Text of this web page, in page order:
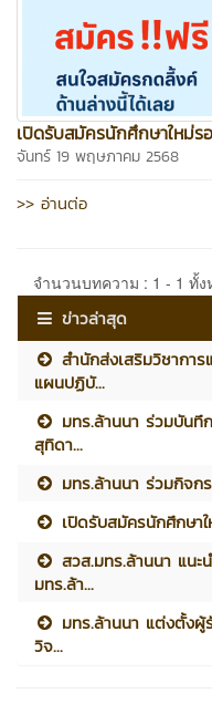
เปิดรับสมัครนักศึกษาใหม่ร
จันทร์ 19 พฤษภาคม 2568
>> อ่านต่อ
จำนวนบทความ : 1 - 1 ทั้ง
ข่าวล่าสุด
สำนักส่งเสริมวิชากา
แผนปฏิบั...
มทร.ล้านนา ร่วมบันทึ
สุทิดา...
มทร.ล้านนา ร่วมกิจก
เปิดรับสมัครนักศึกษา
สวส.มทร.ล้านนา แน
มทร.ล้า...
มทร.ล้านนา แต่งตั้งผู้
วิจ...